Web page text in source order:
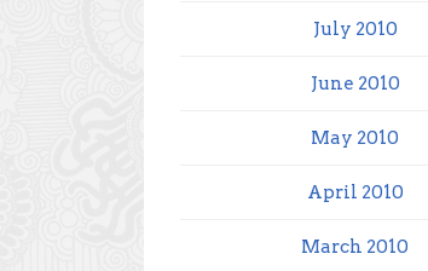
July 2010
June 2010
May 2010
April 2010
March 2010